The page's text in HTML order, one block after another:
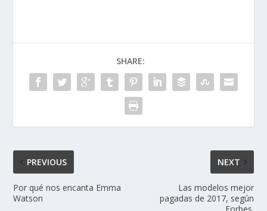
SHARE:
PREVIOUS
Por qué nos encanta Emma
Watson
NEXT
Las modelos mejor
pagadas de 2017, según
Forbes.